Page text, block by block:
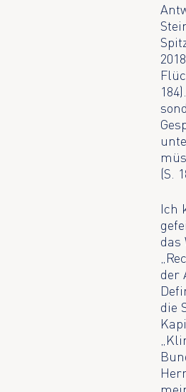
(S.
Ich
das
der
die